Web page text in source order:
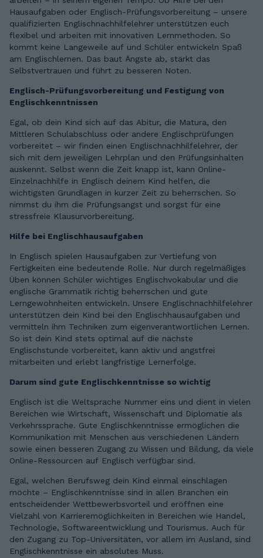
Hausaufgaben oder Englisch-Prüfungsvorbereitung – unsere
qualifizierten Englischnachhilfelehrer unterstützen euch
flexibel und arbeiten mit innovativen Lernmethoden. So
kommt keine Langeweile auf und Schüler entwickeln Spaß
am Englischlernen. Das baut Ängste ab, stärkt das
Selbstvertrauen und führt zu besseren Noten.
Englisch-Prüfungsvorbereitung und Festigung von
Englischkenntnissen
Egal, ob dein Kind sich auf das Abitur, die Matura, den
Mittleren Schulabschluss oder andere Englischprüfungen
vorbereitet – wir finden einen Englischnachhilfelehrer, der
sich mit dem jeweiligen Lehrplan und den Prüfungsinhalten
auskennt. Selbst wenn die Zeit knapp ist, kann Online-
Einzelnachhilfe in Englisch deinem Kind helfen, die
wichtigsten Grundlagen in kurzer Zeit zu beherrschen. So
nimmst du ihm die Prüfungsangst und sorgst für eine
stressfreie Klausurvorbereitung.
Hilfe bei Englischhausaufgaben
In Englisch spielen Hausaufgaben zur Vertiefung von
Fertigkeiten eine bedeutende Rolle. Nur durch regelmäßiges
Üben können Schüler wichtiges Englischvokabular und die
englische Grammatik richtig beherrschen und gute
Lerngewohnheiten entwickeln. Unsere Englischnachhilfelehrer
unterstützen dein Kind bei den Englischhausaufgaben und
vermitteln ihm Techniken zum eigenverantwortlichen Lernen.
So ist dein Kind stets optimal auf die nächste
Englischstunde vorbereitet, kann aktiv und angstfrei
mitarbeiten und erlebt langfristige Lernerfolge.
Darum sind gute Englischkenntnisse so wichtig
Englisch ist die Weltsprache Nummer eins und dient in vielen
Bereichen wie Wirtschaft, Wissenschaft und Diplomatie als
Verkehrssprache. Gute Englischkenntnisse ermöglichen die
Kommunikation mit Menschen aus verschiedenen Ländern
sowie einen besseren Zugang zu Wissen und Bildung, da viele
Online-Ressourcen auf Englisch verfügbar sind.
Egal, welchen Berufsweg dein Kind einmal einschlagen
möchte – Englischkenntnisse sind in allen Branchen ein
entscheidender Wettbewerbsvorteil und eröffnen eine
Vielzahl von Karrieremöglichkeiten in Bereichen wie Handel,
Technologie, Softwareentwicklung und Tourismus. Auch für
den Zugang zu Top-Universitäten, vor allem im Ausland, sind
Englischkenntnisse ein absolutes Muss.